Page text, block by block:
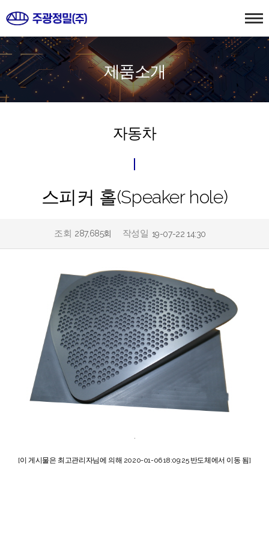
제품소개
자동차
스피커 홀(Speaker hole)
조회 287,685회 작성일 19-07-22 14:30
.
[이 게시물은 최고관리자님에 의해 2020-01-06 18:09:25 반도체에서 이동 됨]